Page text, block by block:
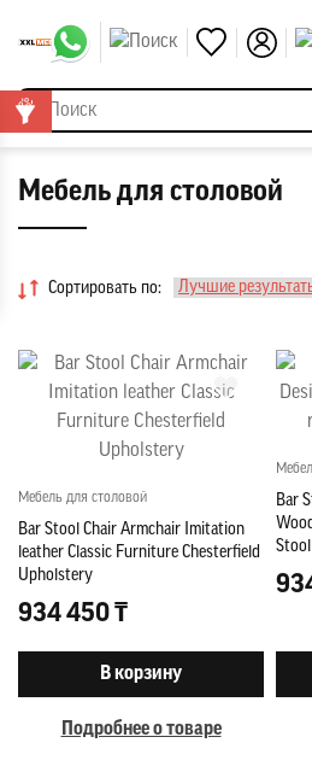
Мебель для столовой
Сортировать по:
Мебель для столовой
Bar Stool Chair Armchair Imitation
leather Classic Furniture Chesterfield
Upholstery
934 450 ₸
В корзину
Подробнее о товаре
Bar